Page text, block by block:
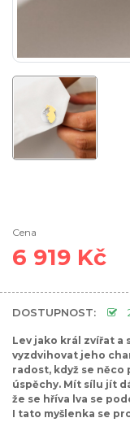
Cena
6 919 Kč
DOSTUPNOST:
Lev jako král zvířat a
vyzdvihovat jeho
radost, když se něco
úspěchy. Mít sílu jít
že se hříva lva se
I tato myšlenka se